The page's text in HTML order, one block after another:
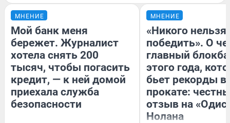
МНЕНИЕ
Мой банк меня
бережет. Журналист
хотела снять 200
тысяч, чтобы погасить
кредит, — к ней домой
приехала служба
безопасности
МНЕНИЕ
«Никого нельзя
победить». О
главный
этого года,
бьет рекорды в
прокате:
отзыв на
Нолана